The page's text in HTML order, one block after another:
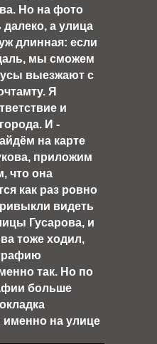
Но на фото
а улица
длинная: если
мы сможем
выезжают с
Я
и
И -
на карте
приложим
что она
как раз ровно
видеть
Гусарова, и
тоже ходил,
так. Но по
больше
на улице